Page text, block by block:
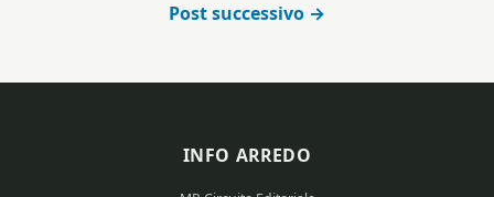
Post successivo →
INFO ARREDO